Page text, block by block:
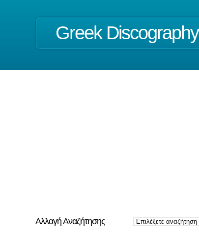
Greek Discography
Αλλαγή Αναζήτησης